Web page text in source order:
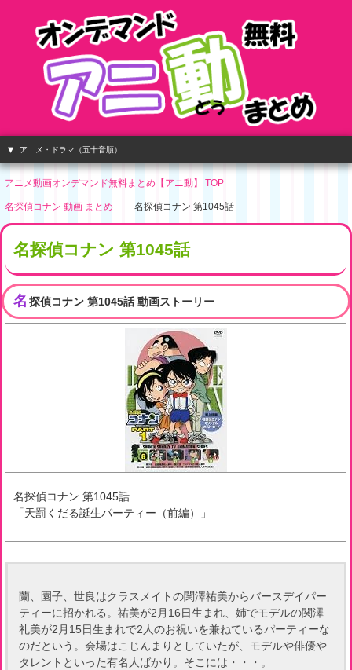
アニメ・ドラマ（五十音順）
アニメ動画オンデマンド無料まとめ【アニ動】 TOP
名探偵コナン 動画 まとめ 名探偵コナン 第1045話
名探偵コナン 第1045話
名 探偵コナン 第1045話 動画ストーリー
名探偵コナン 第1045話
「天罰くだる誕生パーティー（前編） 」
蘭、園子、世良はクラスメイトの関澤祐美からバースデイパー
ティーに招かれる。祐美が2月16日生まれ、姉でモデルの関澤
礼美が2月15日生まれで2人のお祝いを兼ねているパーティーな
のだという。会場はこじんまりとしていたが、モデルや俳優や
タレントといった有名人ばかり。そこには・・・。